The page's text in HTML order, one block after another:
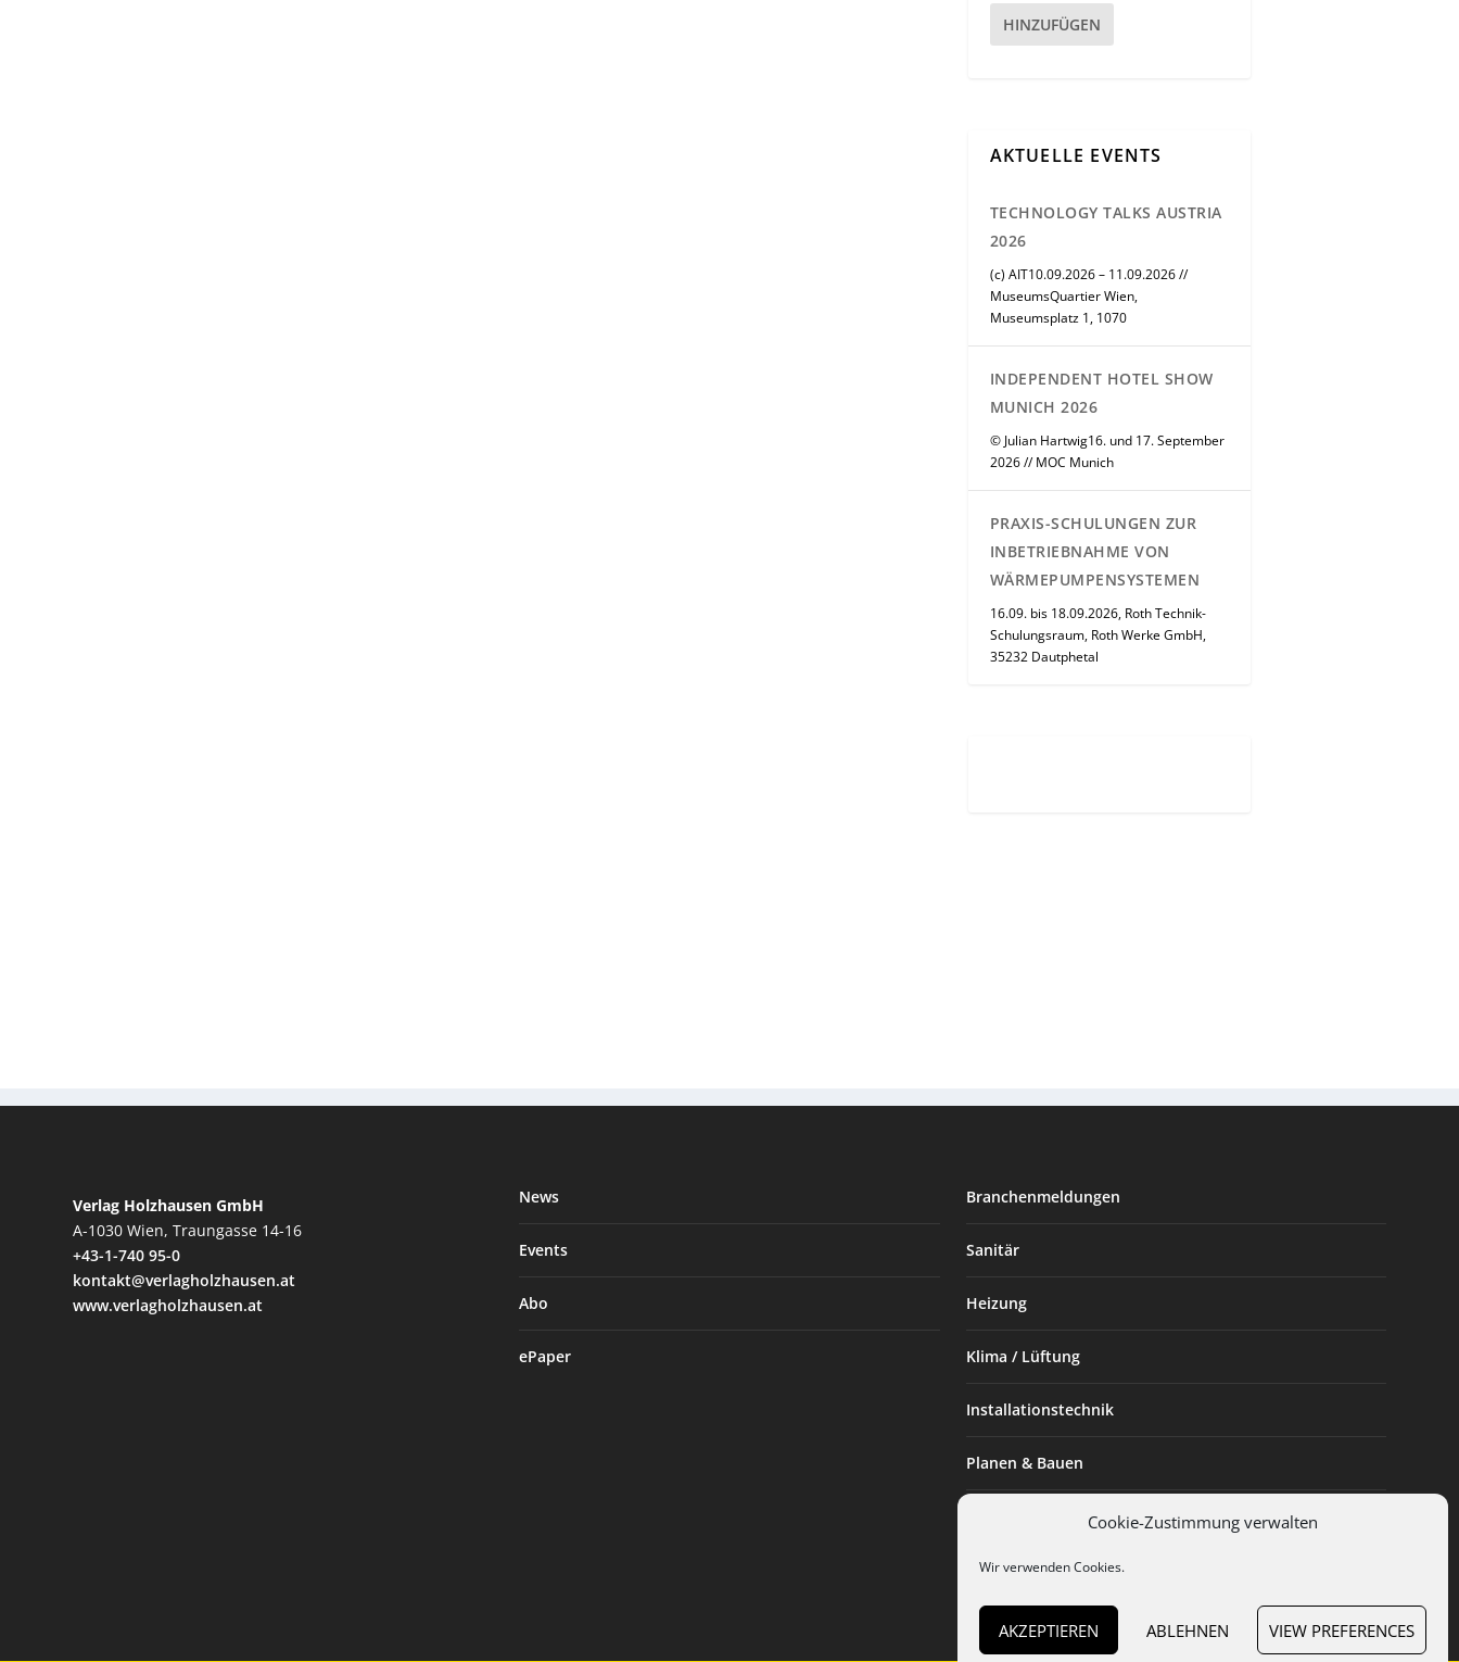
Cookie-Zustimmung verwalten
Wir verwenden Cookies.
AKZEPTIEREN ABLEHNEN VIEW PREFERENCES
HINZUFÜGEN
AKTUELLE EVENTS
TECHNOLOGY TALKS AUSTRIA
2026
(c) AIT10.09.2026 – 11.09.2026 //
MuseumsQuartier Wien,
Museumsplatz 1, 1070
INDEPENDENT HOTEL SHOW
MUNICH 2026
© Julian Hartwig16. und 17. September
2026 // MOC Munich
PRAXIS-SCHULUNGEN ZUR
INBETRIEBNAHME VON
WÄRMEPUMPENSYSTEMEN
16.09. bis 18.09.2026, Roth Technik-
Schulungsraum, Roth Werke GmbH,
35232 Dautphetal
Verlag Holzhausen GmbH
A-1030 Wien, Traungasse 14-16
+43-1-740 95-0
kontakt@verlagholzhausen.at
www.verlagholzhausen.at
News
Events
Abo
ePaper
Branchenmeldungen
Sanitär
Heizung
Klima / Lüftung
Installationstechnik
Planen & Bauen
Installateur des Monats